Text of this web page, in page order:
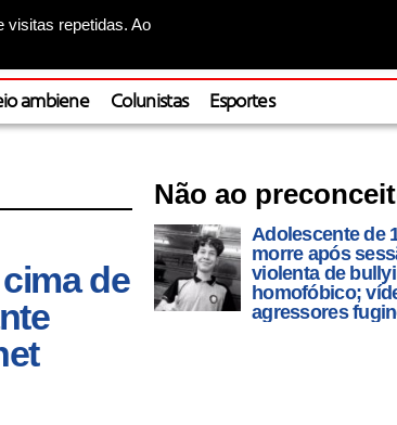
visitas repetidas. Ao
ambiene Colunistas Esportes
de
Não ao
Adolescente de
morre após
violenta de
homofóbico;
agressores